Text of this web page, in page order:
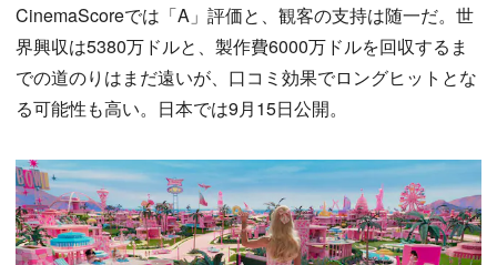
CinemaScoreでは「A」評価と、観客の支持は随一だ。世
界興収は5380万ドルと、製作費6000万ドルを回収するま
での道のりはまだ遠いが、口コミ効果でロングヒットとな
る可能性も高い。日本では9月15日公開。